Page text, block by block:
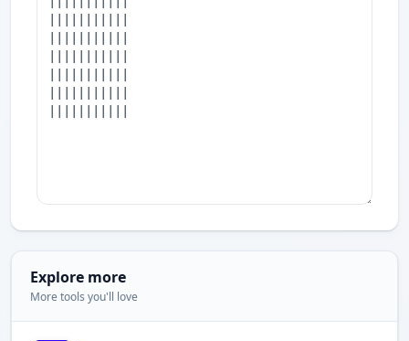
Explore more
More tools you'll love